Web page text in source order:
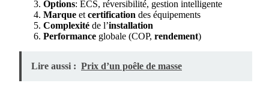
Options: ECS, réversibilité, gestion intelligente
Marque et certification des équipements
Complexité de l’installation
Performance globale (COP, rendement)
Lire aussi : Prix d’un poêle de masse